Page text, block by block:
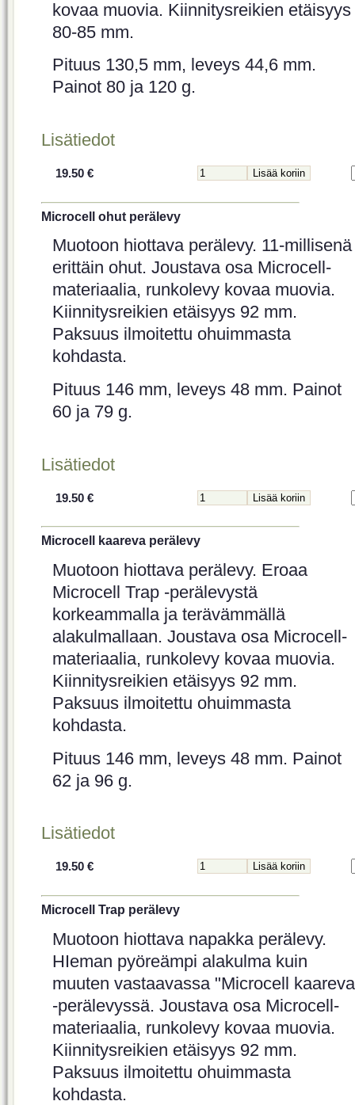
kovaa muovia. Kiinnitysreikien etäisyys
80-85 mm.
Pituus 130,5 mm, leveys 44,6 mm.
Painot 80 ja 120 g.
Lisätiedot
19.50 €
Microcell ohut perälevy
Muotoon hiottava perälevy. 11-millisenä
erittäin ohut. Joustava osa Microcell-
materiaalia, runkolevy kovaa muovia.
Kiinnitysreikien etäisyys 92 mm.
Paksuus ilmoitettu ohuimmasta
kohdasta.
Pituus 146 mm, leveys 48 mm. Painot
60 ja 79 g.
Lisätiedot
19.50 €
Microcell kaareva perälevy
Muotoon hiottava perälevy. Eroaa
Microcell Trap -perälevystä
korkeammalla ja terävämmällä
alakulmallaan. Joustava osa Microcell-
materiaalia, runkolevy kovaa muovia.
Kiinnitysreikien etäisyys 92 mm.
Paksuus ilmoitettu ohuimmasta
kohdasta.
Pituus 146 mm, leveys 48 mm. Painot
62 ja 96 g.
Lisätiedot
19.50 €
Microcell Trap perälevy
Muotoon hiottava napakka perälevy.
HIeman pyöreämpi alakulma kuin
muuten vastaavassa "Microcell
-perälevyssä. Joustava osa Microcell-
materiaalia, runkolevy kovaa muovia.
Kiinnitysreikien etäisyys 92 mm.
Paksuus ilmoitettu ohuimmasta
kohdasta.